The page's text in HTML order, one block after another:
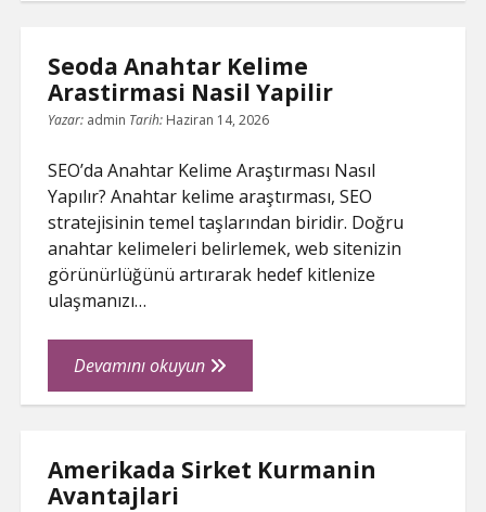
Rehberi
Seoda Anahtar Kelime
Arastirmasi Nasil Yapilir
Yazar: admin Tarih: Haziran 14, 2026
SEO’da Anahtar Kelime Araştırması Nasıl
Yapılır? Anahtar kelime araştırması, SEO
stratejisinin temel taşlarından biridir. Doğru
anahtar kelimeleri belirlemek, web sitenizin
görünürlüğünü artırarak hedef kitlenize
ulaşmanızı…
Devamını okuyunSeoda
Anahtar
Nasil
Amerikada Sirket Kurmanin
Avantajlari